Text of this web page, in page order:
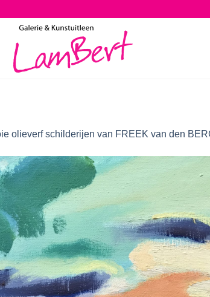
olieverf schilderijen van FREEK van den